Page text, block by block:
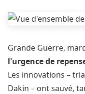
Grande Guerre,
l'urgence de
Les innovations –
Dakin – ont sauvé,